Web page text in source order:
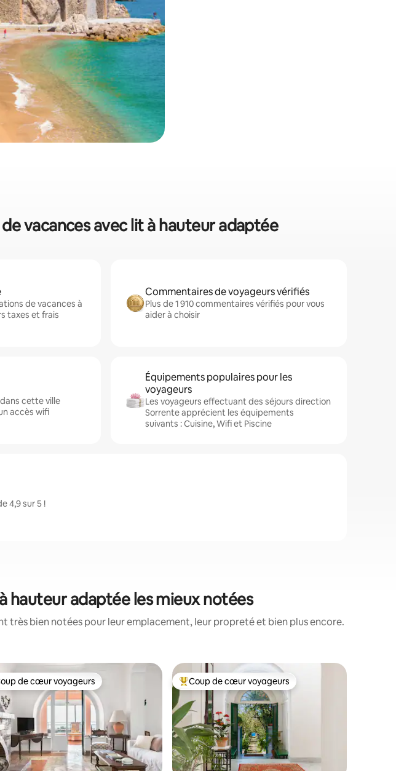
vacances avec lit à hauteur adaptée
de vacances à
taxes et frais
Commentaires de voyageurs vérifiés
Plus de 1 910 commentaires vérifiés pour vous
aider à choisir
cette ville
accès wifi
Équipements populaires pour les
voyageurs
Les voyageurs effectuant des séjours direction
Sorrente apprécient les équipements
suivants : Cuisine, Wifi et Piscine
4,9 sur 5 !
hauteur adaptée les mieux notées
très bien notées pour leur emplacement, leur propreté et bien plus encore.
de cœur voyageurs
de cœur voyageurs Coups de cœur voyageurs les plus appréciés
Coup de cœur voyageurs